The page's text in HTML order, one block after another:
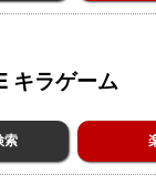
キラゲーム
索